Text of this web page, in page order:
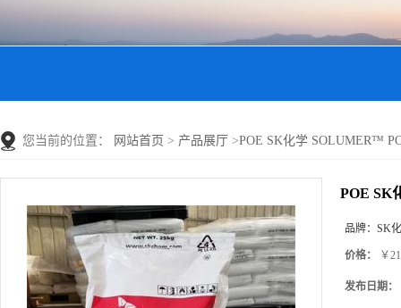
您当前的位置： 网站首页 > 产品展厅 >POE SK化学 SOLUMER™
POE SK
品牌： SK
价格： ￥
发布日期：